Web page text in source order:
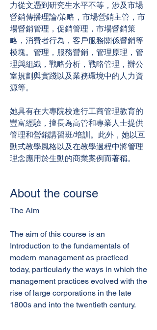
力從文憑到研究生水平不等，涉及市場
營銷傳播理論/策略，市場營銷主管，市
場營銷管理，促銷管理，市場營銷策
略，消費者行為，客戶服務關係營銷等
模塊。管理，服務營銷，管理原理，管
理與組織，戰略分析，戰略管理，辦公
室規劃與實踐以及業務環境中的人力資
源等。
她具有在大專院校進行工商管理教育的
豐富經驗，擅長為高管和專業人士提供
管理和營銷講習班/培訓。此外，她以互
動式教學風格以及在教學過程中將管理
理念應用於生動的商業案例而著稱。
About the course
The Aim
The aim of this course is an
Introduction to the fundamentals of
modern management as practiced
today, particularly the ways in which the
management practices evolved with the
rise of large corporations in the late
1800s and into the twentieth century.